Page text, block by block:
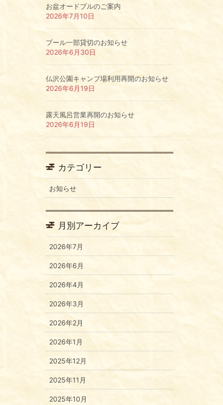
お盆オードブルのご案内
2026年7月10日
プール一部貸切のお知らせ
2026年6月30日
仏沢公園キャンプ場利用再開のお知らせ
2026年6月19日
露天風呂営業再開のお知らせ
2026年6月19日
カテゴリー
お知らせ
月別アーカイブ
2026年7月
2026年6月
2026年4月
2026年3月
2026年2月
2026年1月
2025年12月
2025年11月
2025年10月